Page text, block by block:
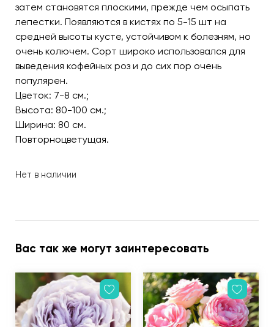
затем становятся плоскими, прежде чем осыпать
лепестки. Появляются в кистях по 5-15 шт на
средней высоты кусте, устойчивом к болезням, но
очень колючем. Сорт широко использовался для
выведения кофейных роз и до сих пор очень
популярен.
Цветок: 7-8 см.;
Высота: 80-100 см.;
Ширина: 80 см.
Повторноцветущая.
Нет в наличии
Вас так же могут заинтересовать